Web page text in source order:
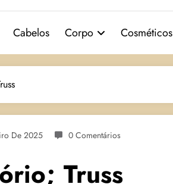
Cabelos Corpo Cosméticos
De 2025 0 Comentários
Truss